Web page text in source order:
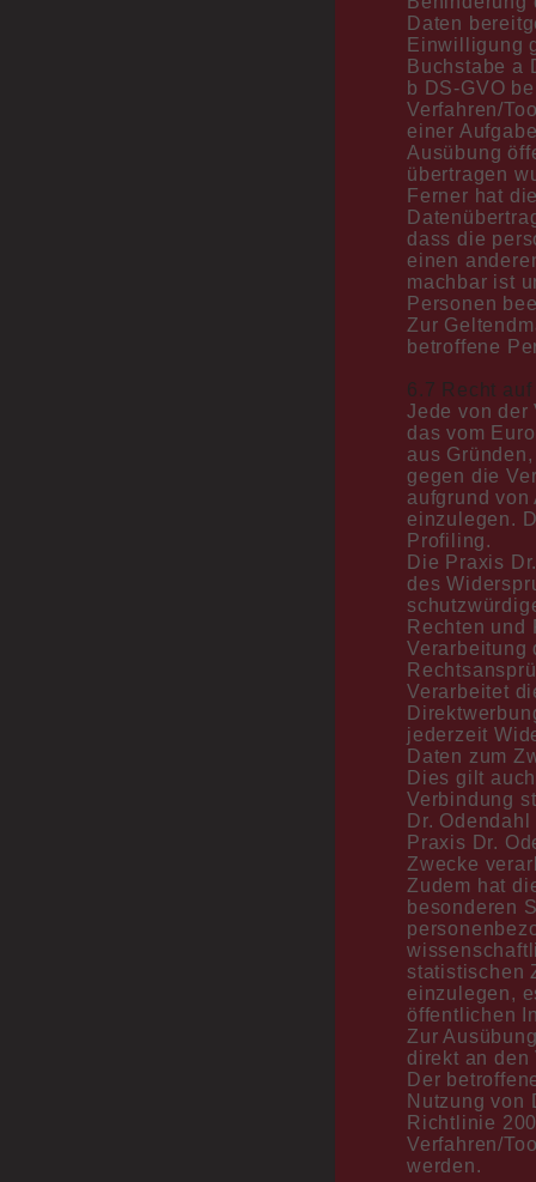
Daten
Einwilligung
Buchstabe a
b DS-GVO
Verfahren/
einer
Ausübung
übertragen
Ferner hat
dass die
einen
machbar ist
Personen
Zur
betroffene
6.7 Recht
Jede von der
das vom
aus
gegen die
aufgrund von
einzulegen.
Profiling.
Die Praxis
des
Rechten und
Verarbeitung
Verarbeitet
jederzeit
Daten zum
Dies gilt
Verbindung
Dr.
Praxis Dr.
Zwecke
Zudem hat
besonderen
statistischen
einzulegen,
öffentlichen
Zur
direkt an den
Der
Nutzung von
Richtlinie
Verfahren/
werden.
30.03.2026 geboren ist oder ein besonderes
Das derzeitige Patientenaufkommen ist sehr
hoch, bitte tragen Sie dem Rechnung. Falls
Kontaktformular. Die Reihenfolge hier vor Ort
richtet sich nach Termin und Schwere der
Es gibt keine Leistungen, Rezepte oder
Versicherungsnachweis. Bei dringend
benötigten Medikamenten gibt es daher bis
zur Vorlage der Krankenkassenkarte oder
Versicherung ein Privatrezept. Das gilt
Krankenkassenkarte im entsprechenden
Quartal. Überweisungen, Einweisungen,
Individualrezepturen müssen weiterhin
gedruckt werden. Heilmittelrezepte gibt es
Heilmittelversorgung verabredete und
diagnostisch wichtige Überweisungen an die
Pädaudiologie, das Sozialpädiatrische
Jugendpsychiater nicht wahrgenommen
werden, werden keine weiteren Rezepte von
Im letzten Jahr hat die Zahl unentschuldigt
versäumter Termine nochmals enorm
zugenommen. Bitte bedenken Sie, dass wir
in dieser Zeit Kindern mit dringenden
medizinischen Anliegen hätten Zeit geben
Terminabsagen müssen telefonisch oder
dokumentiert. Im Wiederholungsfall werden
Bitte Beachten Sie folgende neue Rubrik im
Bereich Leistungen: Gebühren ab 01.07.2026
in der Praxis für Leistungen außerhalb der
GKV (Gesetzliche Krankenversicherung)
ausgeprägt. Bitte denken Sie alle an einen
ausreichenden Grippeimpfschutz für den